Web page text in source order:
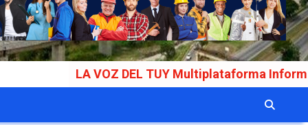
LA VOZ DEL TUY Multiplataforma Informativa